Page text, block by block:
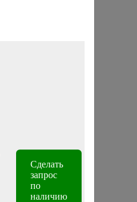
Сделать
запрос
по
наличию